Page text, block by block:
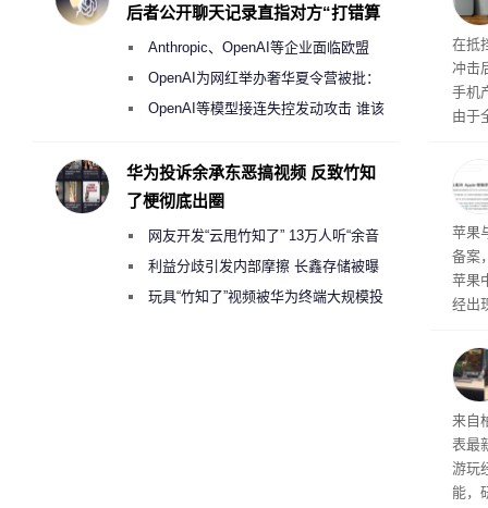
系
在抵
冲击
手机
由于
前受
保
了
苹果
备案
苹果
经出
内
来自
表最
游玩
能，
后者公开聊天记录直指对方“打错算
Anthropic、OpenAI等企业面临欧盟
《人工智能法案》全新执法权限审查
OpenAI为网红举办奢华夏令营被批：
2000美元一晚 遭讽“反乌托邦”
OpenAI等模型接连失控发动攻击 谁该
华为投诉余承东恶搞视频 反致竹知
了梗彻底出圈
网友开发“云甩竹知了” 13万人听“余音
绕梁”利益分歧引发内部摩擦 长鑫存储被曝
曾将华为驻场工程师驱逐出研发基地
玩具“竹知了”视频被华为终端大规模投